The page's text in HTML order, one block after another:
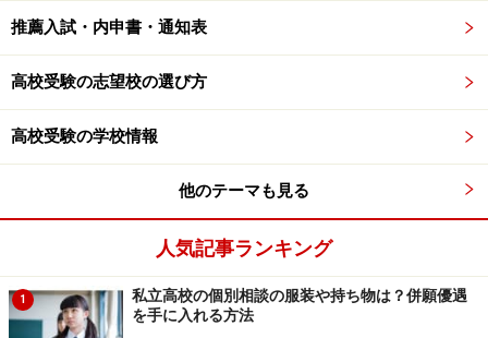
中京、麗澤瑞浪
■1月31日（日）
聖マリア女学院（併願）
＜一般入試＞
岐阜第一、高山西（一般併願・専願）、中京、美濃加茂
■1月31日（日）
鶯谷、大垣日本大学（大垣会場）、※岐阜聖徳学園、岐
推薦入試・内申書・通知表
高校受験の志望校の選び方
高校受験の学校情報
他のテーマも見る
人気記事ランキング
1
私立高校の個別相談の服装や持ち物は？併願優遇
を手に入れる方法